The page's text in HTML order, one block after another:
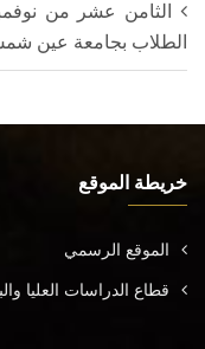
الثامن عشر من
الطلاب بجامعة عين
خريطة الموقع
الموقع الرسمي
قطاع الدراسات العليا